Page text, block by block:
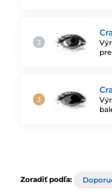
Zoradiť podľa: